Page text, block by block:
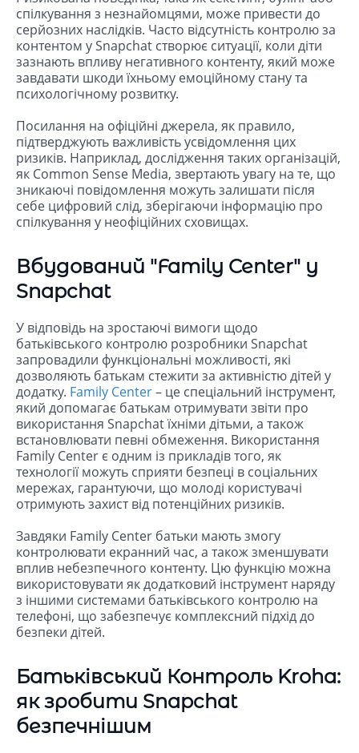
спілкування з незнайомцями, може привести до
серйозних наслідків. Часто відсутність контролю за
контентом у Snapchat створює ситуації, коли діти
зазнають впливу негативного контенту, який може
завдавати шкоди їхньому емоційному стану та
психологічному розвитку.
Посилання на офіційні джерела, як правило,
підтверджують важливість усвідомлення цих
ризиків. Наприклад, дослідження таких організацій,
як Common Sense Media, звертають увагу на те, що
зникаючі повідомлення можуть залишати після
себе цифровий слід, зберігаючи інформацію про
спілкування у неофіційних сховищах.
Вбудований "Family Center" у
Snapchat
У відповідь на зростаючі вимоги щодо
батьківського контролю розробники Snapchat
запровадили функціональні можливості, які
дозволяють батькам стежити за активністю дітей у
додатку. Family Center– це спеціальний інструмент,
який допомагає батькам отримувати звіти про
використання Snapchat їхніми дітьми, а також
встановлювати певні обмеження. Використання
Family Center є одним із прикладів того, як
технології можуть сприяти безпеці в соціальних
мережах, гарантуючи, що молоді користувачі
отримують захист від потенційних ризиків.
Завдяки Family Center батьки мають змогу
контролювати екранний час, а також зменшувати
вплив небезпечного контенту. Цю функцію можна
використовувати як додатковий інструмент наряду
з іншими системами батьківського контролю на
телефоні, що забезпечує комплексний підхід до
безпеки дітей.
Батьківський Контроль Kroha:
як зробити Snapchat
безпечнішим